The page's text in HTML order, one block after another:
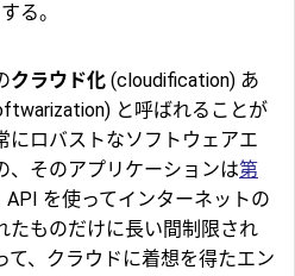
る。
クラウド化 (cloudification) あ
と呼ばれることが
にロバストなソフトウェアエ
、そのアプリケーションは第
を使ってインターネットの
たものだけに長い間制限され
て、クラウドに着想を得たエン